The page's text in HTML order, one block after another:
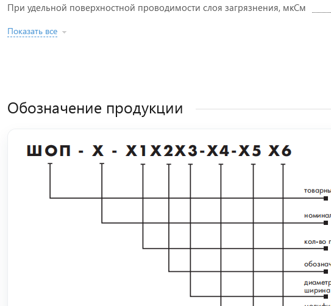
При удельной поверхностной проводимости слоя загрязнения, мкСм
Показать все
Обозначение продукции